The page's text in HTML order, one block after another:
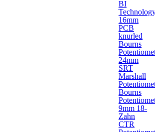
BI
16mm
PCB
knurled
Bourns
24mm
SRT
Marshall
Bourns
9mm 18-
Zahn
CTR